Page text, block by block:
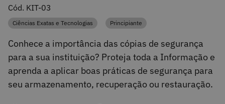
Cód. KIT-03
Categoria
Ciências Exatas e Tecnologias Categoria
Principiante
Conhece a importância das cópias de segurança
para a sua instituição? Proteja toda a Informação e
aprenda a aplicar boas práticas de segurança para
seu armazenamento, recuperação ou restauração.